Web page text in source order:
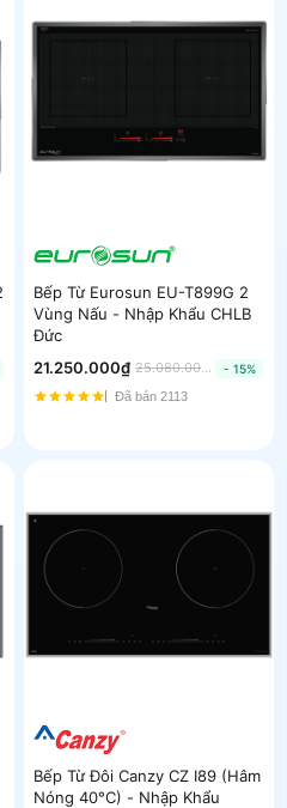
Bếp Từ Eurosun EU-T899G 2
Vùng Nấu - Nhập Khẩu CHLB
Đức
21.250.000₫
- 15%
Đã bán 2113
Bếp Từ Đôi Canzy CZ I89 (Hâm
Nóng 40°C) - Nhập Khẩu